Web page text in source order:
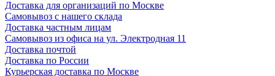
Доставка для организаций по Москве
Самовывоз с нашего склада
Доставка частным лицам
Самовывоз из офиса на ул. Электродная 11
Доставка почтой
Доставка по России
Курьерская доставка по Москве